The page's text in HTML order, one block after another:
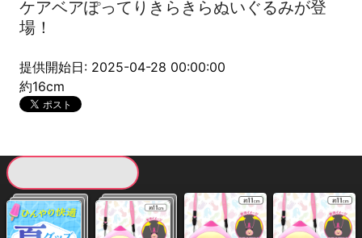
ケアベアぽってりきらきらぬいぐるみが登
場！
提供開始日: 2025-04-28 00:00:00
約16cm